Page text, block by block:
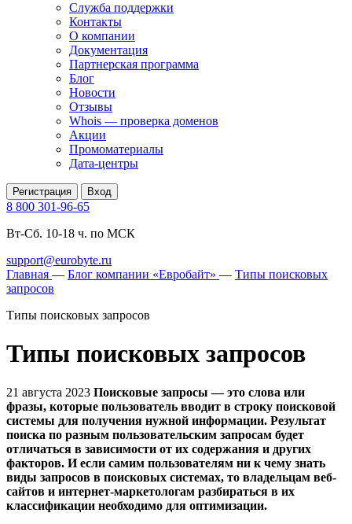
Служба поддержки
Контакты
О компании
Документация
Партнерская программа
Блог
Новости
Отзывы
Whois — проверка доменов
Акции
Промоматериалы
Дата-центры
Регистрация Вход
8 800 301-96-65
Вт-Сб. 10-18 ч. по МСК
support@eurobyte.ru
Главная — Блог компании «Евробайт» — Типы поисковых
запросов
Типы поисковых запросов
Типы поисковых запросов
21 августа 2023 Поисковые запросы — это слова или
фразы, которые пользователь вводит в строку поисковой
системы для получения нужной информации. Результат
поиска по разным пользовательским запросам будет
отличаться в зависимости от их содержания и других
факторов. И если самим пользователям ни к чему знать
виды запросов в поисковых системах, то владельцам веб-
сайтов и интернет-маркетологам разбираться в их
классификации необходимо для оптимизации.